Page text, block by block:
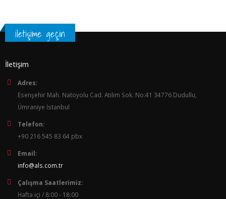
iletişime geçin
İletişim
Adres:
Esenşehir Mah. Natoyolu Cad. Atılım Sok. No:41 34776 Dudullu,
Ümraniye İstanbul
Telefon:
+90 216 545 83 64 pbx
Email:
info@als.com.tr
Çalışma Saatlerimiz:
Hafta içi / 8:00 - 18:00